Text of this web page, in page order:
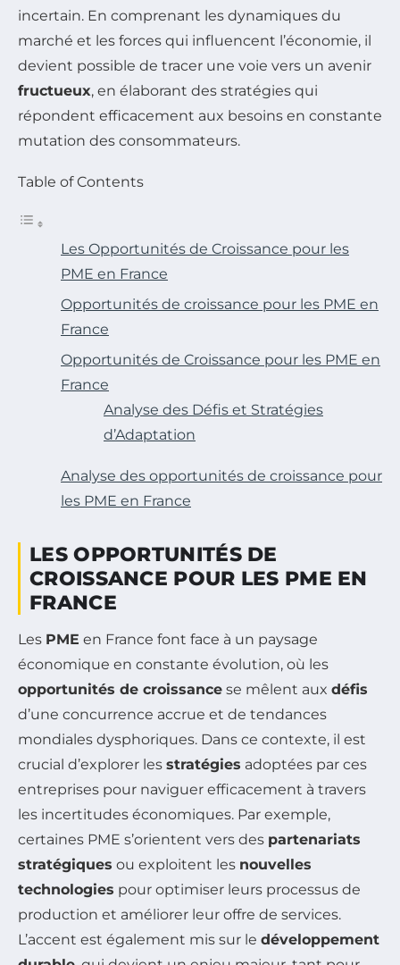
incertain. En comprenant les dynamiques du
marché et les forces qui influencent l’économie, il
devient possible de tracer une voie vers un avenir
fructueux, en élaborant des stratégies qui
répondent efficacement aux besoins en constante
mutation des consommateurs.
Table of Contents
Les Opportunités de Croissance pour les
PME en France
Opportunités de croissance pour les PME en
France
Opportunités de Croissance pour les PME en
France
Analyse des Défis et Stratégies
d’Adaptation
Analyse des opportunités de croissance pour
les PME en France
LES OPPORTUNITÉS DE
CROISSANCE POUR LES PME EN
FRANCE
Les PME en France font face à un paysage
économique en constante évolution, où les
opportunités de croissance se mêlent aux défis
d’une concurrence accrue et de tendances
mondiales dysphoriques. Dans ce contexte, il est
crucial d’explorer les stratégies adoptées par ces
entreprises pour naviguer efficacement à travers
les incertitudes économiques. Par exemple,
certaines PME s’orientent vers des partenariats
stratégiques ou exploitent les nouvelles
technologies pour optimiser leurs processus de
production et améliorer leur offre de services.
L’accent est également mis sur le développement